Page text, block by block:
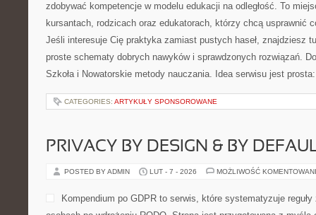
zdobywać kompetencje w modelu edukacji na odległość. To
kursantach, rodzicach oraz edukatorach, którzy chcą usprawnić
Jeśli interesuje Cię praktyka zamiast pustych haseł, znajdziesz
proste schematy dobrych nawyków i sprawdzonych rozwiązań.
Szkoła i Nowatorskie metody nauczania. Idea serwisu jest
CATEGORIES: ARTYKUŁY SPONSOROWANE
PRIVACY BY DESIGN & BY
POSTED BY ADMIN LUT - 7 - 2026 MOŻLIWOŚĆ
Kompendium po GDPR to serwis, które systematyzuje